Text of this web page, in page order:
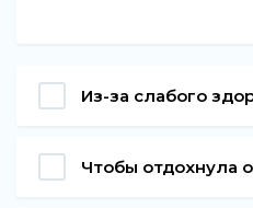
Из-за слабого
Чтобы отдохнула